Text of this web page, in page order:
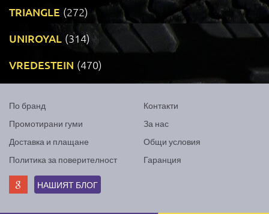
TRIANGLE (272)
UNIROYAL (314)
VREDESTEIN (470)
По бранд
Промотирани гуми
Доставка и плащане
Политика за поверителност
Контакти
За нас
Общи условия
Гаранция
НАШИЯТ БЛОГ